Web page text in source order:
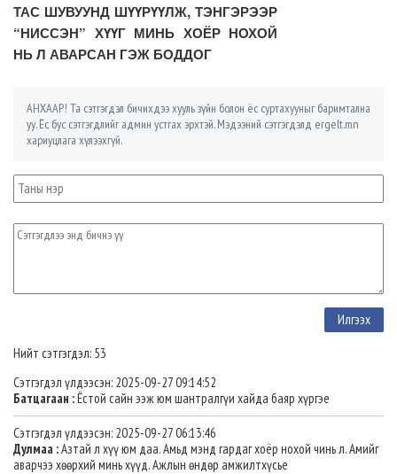
ТАС ШУВУУНД ШҮҮРҮҮЛЖ, ТЭНГЭРЭЭР
“НИССЭН” ХҮҮГ МИНЬ ХОЁР НОХОЙ
НЬ Л АВАРСАН ГЭЖ БОДДОГ
АНХААР! Та сэтгэгдэл бичихдээ хууль зүйн болон ёс суртахууныг баримтална
уу. Ёс бус сэтгэгдлийг админ устгах эрхтэй. Мэдээний сэтгэгдэлд ergelt.mn
хариуцлага хүлээхгүй.
Нийт сэтгэгдэл: 53
Сэтгэгдэл үлдээсэн: 2025-09-27 09:14:52
Батцагаан :Ёстой сайн ээж юм шантралгүи хайда баяр хүргэе
Сэтгэгдэл үлдээсэн: 2025-09-27 06:13:46
Дулмаа :Азтай л хүү юм даа. Амьд мэнд гардаг хоёр нохой чинь л. Амийг
аварчээ хөөрхий минь хүүд. Ажлын өндөр амжилтхүсье